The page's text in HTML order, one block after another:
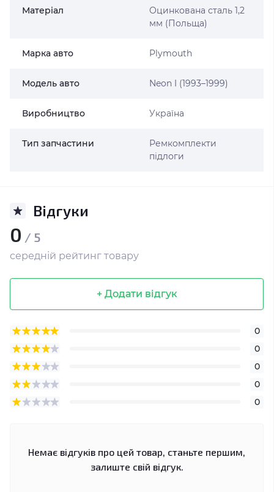
Матеріал
Оцинкована сталь 1,2
мм (Польща)
Марка авто Plymouth
Модель авто Neon I (1993–1999)
Виробництво Україна
Тип запчастини
Ремкомплекти
підлоги
Відгуки
0 / 5
середній рейтинг товару
+ Додати відгук
0
0
0
0
0
Немає відгуків про цей товар, станьте першим,
залиште свій відгук.